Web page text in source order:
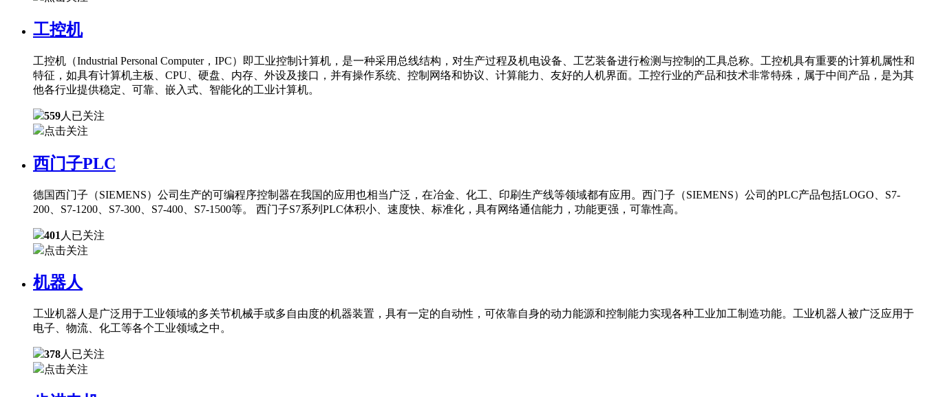
工控机
工控机（Industrial Personal Computer，IPC）即工业控制计算机，是一种采用总线结构，对生产过程及机电设备、工艺装备进行检测与控制的工具总称。工控机具有重要的计算机属性和
特征，如具有计算机主板、CPU、硬盘、内存、外设及接口，并有操作系统、控制网络和协议、计算能力、友好的人机界面。工控行业的产品和技术非常特殊，属于中间产品，是为其
他各行业提供稳定、可靠、嵌入式、智能化的工业计算机。
559人已关注
点击关注
西门子PLC
德国西门子（SIEMENS）公司生产的可编程序控制器在我国的应用也相当广泛，在冶金、化工、印刷生产线等领域都有应用。西门子（SIEMENS）公司的PLC产品包括LOGO、S7-
200、S7-1200、S7-300、S7-400、S7-1500等。 西门子S7系列PLC体积小、速度快、标准化，具有网络通信能力，功能更强，可靠性高。
401 人已关注
点击关注
机器人
工业机器人是广泛用于工业领域的多关节机械手或多自由度的机器装置，具有一定的自动性，可依靠自身的动力能源和控制能力实现各种工业加工制造功能。工业机器人被广泛应用于
电子、物流、化工等各个工业领域之中。
378人已关注
点击关注